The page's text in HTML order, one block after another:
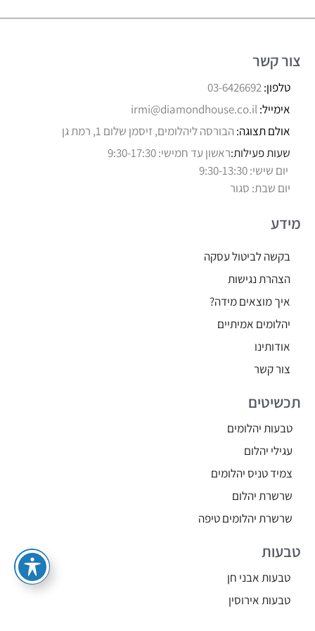
צור קשר
טלפון:03-6426692
אימייל:irmi@diamondhouse.co.il
אולם תצוגה: הבורסה ליהלומים, זיסמן שלום 1, רמת גן
שעות פעילות:ראשון עד חמישי: 9:30-17:30
יום שישי: 9:30-13:30
יום שבת: סגור
מידע
בקשה לביטול עסקה
הצהרת נגישות
איך מוצאים מידה?
יהלומים אמיתיים
אודותינו
צור קשר
תכשיטים
טבעות יהלומים
עגילי יהלום
צמיד טניס יהלומים
שרשרת יהלום
שרשרת יהלומים טיפה
טבעות
טבעות אבני חן
טבעות אירוסין